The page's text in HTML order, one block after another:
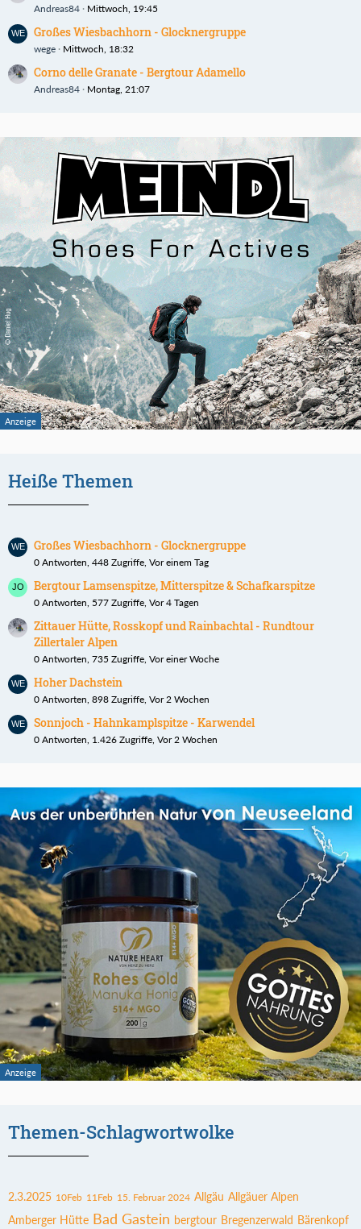
Andreas84 Mittwoch, 19:45
Großes Wiesbachhorn - Glocknergruppe
wege Mittwoch, 18:32
Corno delle Granate - Bergtour Adamello
Andreas84 Montag, 21:07
Heiße Themen
Großes Wiesbachhorn - Glocknergruppe
0 Antworten, 448 Zugriffe, Vor einem Tag
Bergtour Lamsenspitze, Mitterspitze & Schafkarspitze
0 Antworten, 577 Zugriffe, Vor 4 Tagen
Zittauer Hütte, Rosskopf und Rainbachtal - Rundtour
Zillertaler Alpen
0 Antworten, 735 Zugriffe, Vor einer Woche
Hoher Dachstein
0 Antworten, 898 Zugriffe, Vor 2 Wochen
Sonnjoch - Hahnkamplspitze - Karwendel
0 Antworten, 1.426 Zugriffe, Vor 2 Wochen
Themen-Schlagwortwolke
2.3.2025 10Feb 11Feb 15. Februar 2024 Allgäu Allgäuer Alpen
Amberger Hütte Bad Gastein bergtour Bregenzerwald Bärenkopf